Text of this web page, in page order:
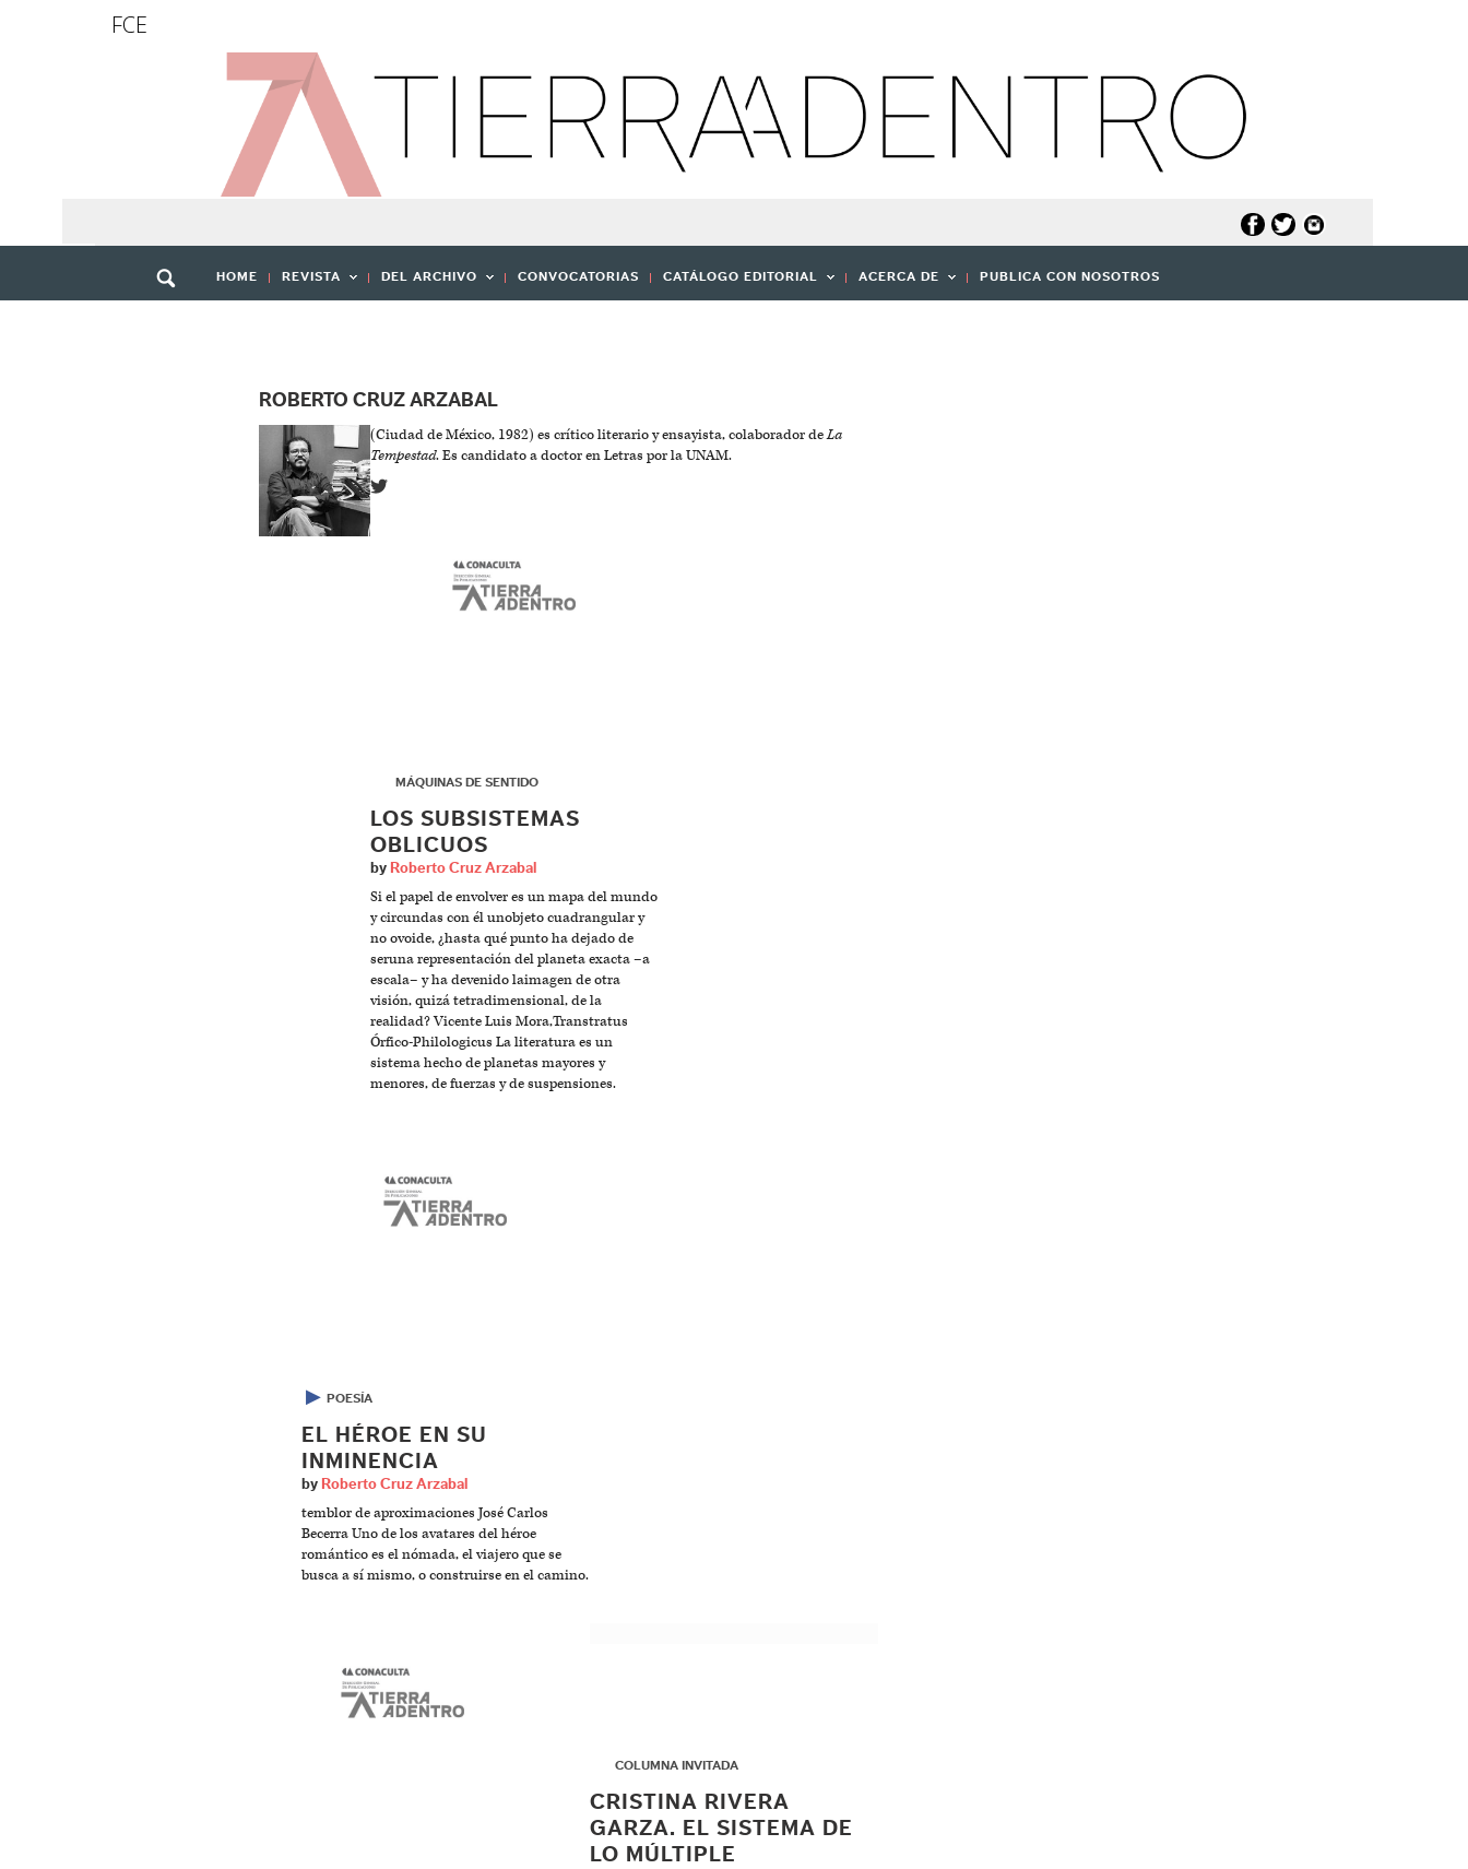
FCE
HOME REVISTA DEL ARCHIVO CONVOCATORIAS CATÁLOGO EDITORIAL ACERCA DE PUBLICA CON NOSOTROS
ROBERTO CRUZ ARZABAL
(Ciudad de México, 1982) es crítico literario y ensayista, colaborador deLa
Tempestad. Es candidato a doctor en Letras por la UNAM.
MÁQUINAS DE SENTIDO
LOS SUBSISTEMAS
OBLICUOS
by Roberto Cruz Arzabal
Si el papel de envolver es un mapa del mundo
y circundas con él unobjeto cuadrangular y
no ovoide, ¿hasta qué punto ha dejado de
seruna representación del planeta exacta –a
escala– y ha devenido laimagen de otra
visión, quizá tetradimensional, de la
realidad? Vicente Luis Mora,Transtratus
Órfico-Philologicus La literatura es un
sistema hecho de planetas mayores y
menores, de fuerzas y de suspensiones.
▶ POESÍA
EL HÉROE EN SU
INMINENCIA
by Roberto Cruz Arzabal
temblor de aproximaciones José Carlos
Becerra Uno de los avatares del héroe
romántico es el nómada, el viajero que se
busca a sí mismo, o construirse en el camino.
COLUMNA INVITADA
CRISTINA RIVERA
GARZA. EL SISTEMA DE
LO MÚLTIPLE